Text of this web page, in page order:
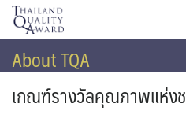
Skip
content
About TQA
เกณฑ์รางวัลคุณภาพแห่ง